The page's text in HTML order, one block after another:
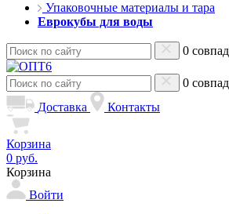
Упаковочные материалы и тара
Еврокубы для воды
0
0
Доставка
Контакты
Корзина
0 руб.
Корзина
Войти